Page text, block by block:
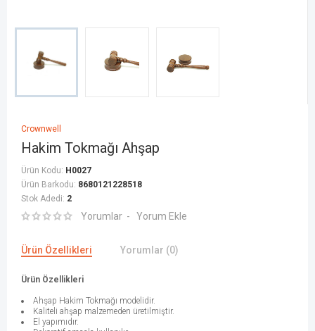
Crownwell
Hakim Tokmağı Ahşap
Ürün Kodu: H0027
Ürün Barkodu: 8680121228518
Stok Adedi: 2
Yorumlar Yorum Ekle
Ürün Özellikleri Yorumlar (0)
Ürün Özellikleri
Ahşap Hakim Tokmağı modelidir.
Kaliteli ahşap malzemeden üretilmiştir.
El yapımıdır.